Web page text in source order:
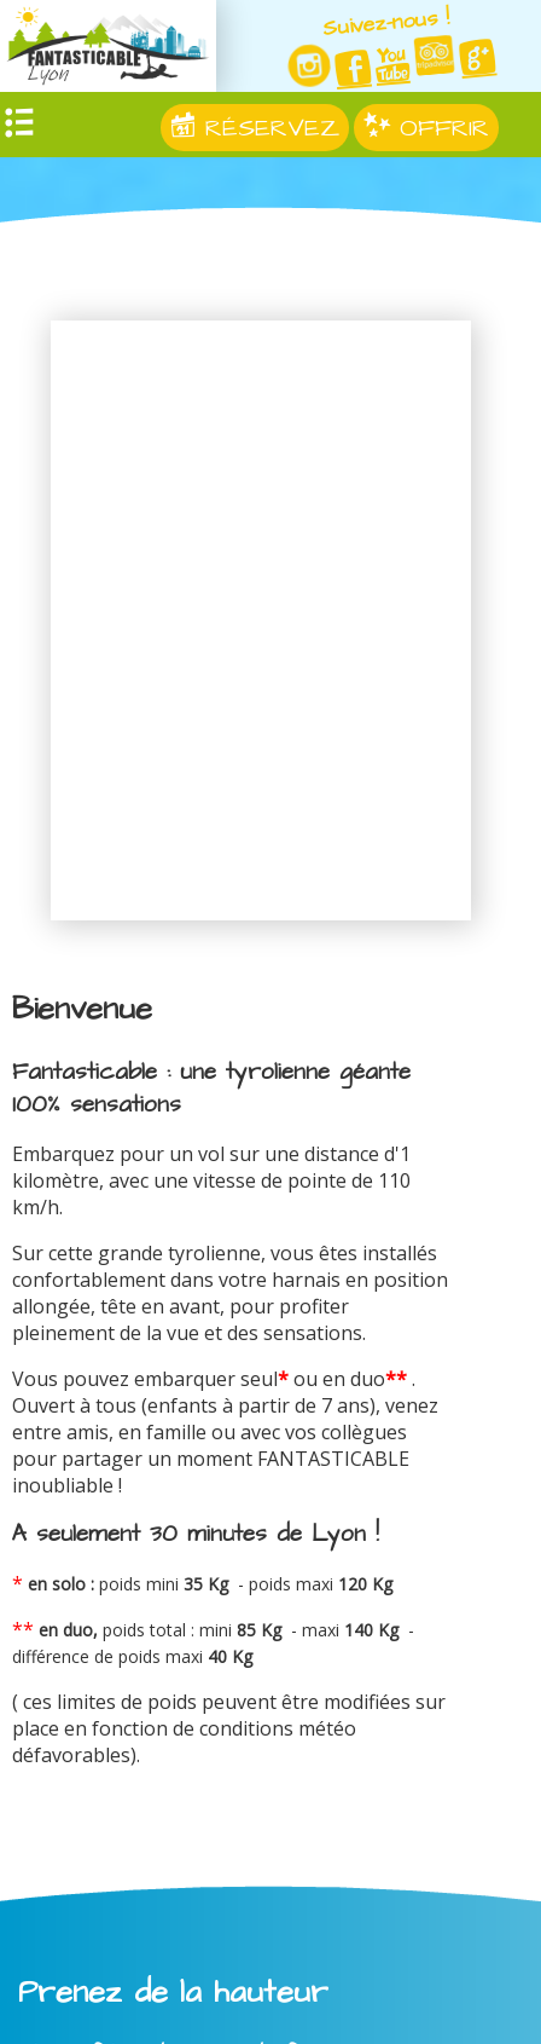
Suivez-nous !
RÉSERVEZ OFFRIR
Bienvenue
Fantasticable : une tyrolienne géante
100% sensations
Embarquez pour un vol sur une distance d'1
kilomètre, avec une vitesse de pointe de 110
km/h.
Sur cette grande tyrolienne, vous êtes installés
confortablement dans votre harnais en position
allongée, tête en avant, pour profiter
pleinement de la vue et des sensations.
Vous pouvez embarquer seul*ou en duo**.
Ouvert à tous (enfants à partir de 7 ans), venez
entre amis, en famille ou avec vos collègues
pour partager un moment FANTASTICABLE
inoubliable !
A seulement 30 minutes de Lyon !
* en solo : poids mini 35 Kg - poids maxi 120 Kg
** en duo, poids total : mini 85 Kg - maxi 140 Kg -
différence de poids maxi 40 Kg
( ces limites de poids peuvent être modifiées sur
place en fonction de conditions météo
défavorables).
Prenez de la hauteur